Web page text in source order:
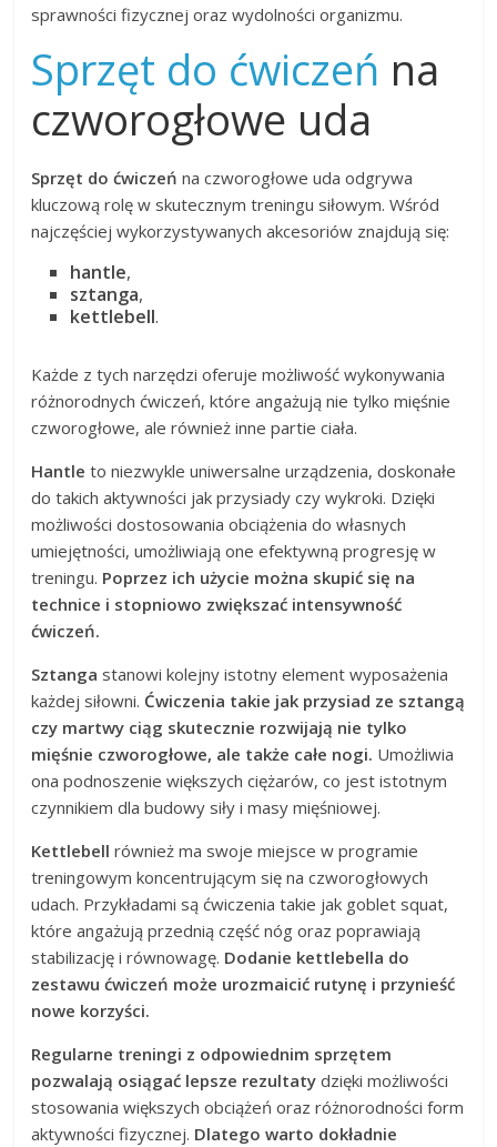
sprawności fizycznej oraz wydolności organizmu.
Sprzęt do ćwiczeń na
czworogłowe uda
Sprzęt do ćwiczeń na czworogłowe uda odgrywa
kluczową rolę w skutecznym treningu siłowym. Wśród
najczęściej wykorzystywanych akcesoriów znajdują się:
hantle,
sztanga,
kettlebell.
Każde z tych narzędzi oferuje możliwość wykonywania
różnorodnych ćwiczeń, które angażują nie tylko mięśnie
czworogłowe, ale również inne partie ciała.
Hantle to niezwykle uniwersalne urządzenia, doskonałe
do takich aktywności jak przysiady czy wykroki. Dzięki
możliwości dostosowania obciążenia do własnych
umiejętności, umożliwiają one efektywną progresję w
treningu. Poprzez ich użycie można skupić się na
technice i stopniowo zwiększać intensywność
ćwiczeń.
Sztanga stanowi kolejny istotny element wyposażenia
każdej siłowni. Ćwiczenia takie jak przysiad ze sztangą
czy martwy ciąg skutecznie rozwijają nie tylko
mięśnie czworogłowe, ale także całe nogi. Umożliwia
ona podnoszenie większych ciężarów, co jest istotnym
czynnikiem dla budowy siły i masy mięśniowej.
Kettlebell również ma swoje miejsce w programie
treningowym koncentrującym się na czworogłowych
udach. Przykładami są ćwiczenia takie jak goblet squat,
które angażują przednią część nóg oraz poprawiają
stabilizację i równowagę. Dodanie kettlebella do
zestawu ćwiczeń może urozmaicić rutynę i przynieść
nowe korzyści.
Regularne treningi z odpowiednim sprzętem
pozwalają osiągać lepsze rezultaty dzięki możliwości
stosowania większych obciążeń oraz różnorodności form
aktywności fizycznej. Dlatego warto dokładnie